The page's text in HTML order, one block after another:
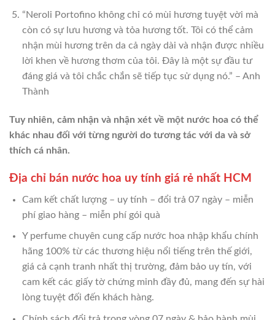
“Neroli Portofino không chỉ có mùi hương tuyệt vời mà
còn có sự lưu hương và tỏa hương tốt. Tôi có thể cảm
nhận mùi hương trên da cả ngày dài và nhận được nhiều
lời khen về hương thơm của tôi. Đây là một sự đầu tư
đáng giá và tôi chắc chắn sẽ tiếp tục sử dụng nó.” – Anh
Thành
Tuy nhiên, cảm nhận và nhận xét về một nước hoa có thể
khác nhau đối với từng người do tương tác với da và sở
thích cá nhân.
Địa chỉ bán nước hoa uy tính giá rẻ nhất HCM
Cam kết chất lượng – uy tính – đổi trả 07 ngày – miễn
phí giao hàng – miễn phí gói quà
Y perfume chuyên cung cấp nước hoa nhập khẩu chính
hãng 100% từ các thương hiệu nổi tiếng trên thế giới,
giá cả cạnh tranh nhất thị trường, đảm bảo uy tín, với
cam kết các giấy tờ chứng minh đầy đủ, mang đến sự hài
lòng tuyệt đối đến khách hàng.